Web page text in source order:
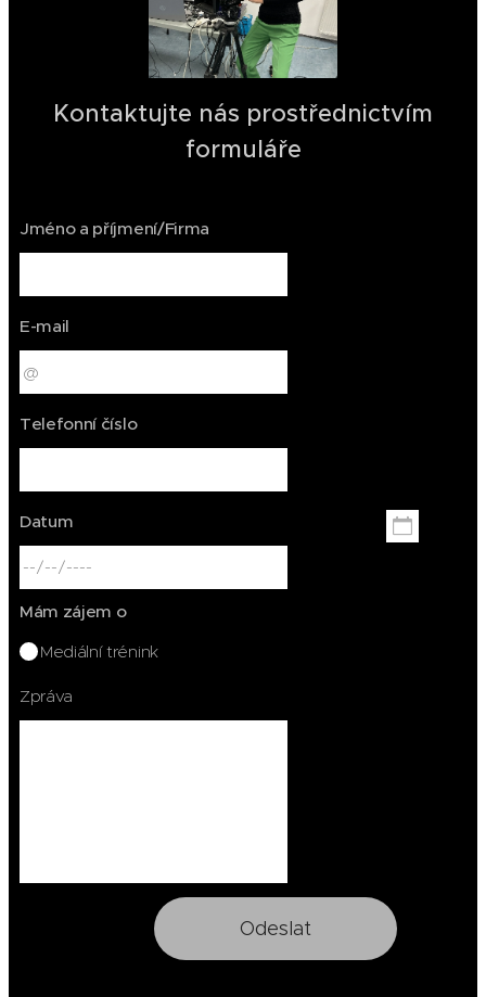
Kontaktujte nás prostřednictvím
formuláře
Jméno a příjmení/Firma
E-mail
Telefonní číslo
Datum
Mám zájem o
Mediální trénink
Zpráva
Odeslat